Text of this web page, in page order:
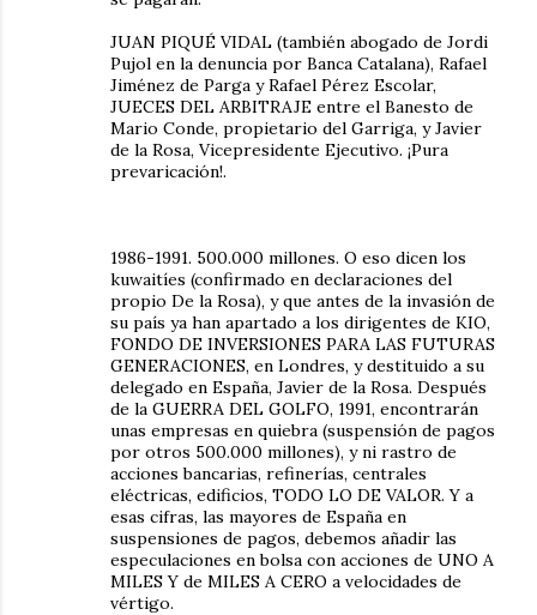
JUAN PIQUÉ VIDAL (también abogado de Jordi
Pujol en la denuncia por Banca Catalana), Rafael
Jiménez de Parga y Rafael Pérez Escolar,
JUECES DEL ARBITRAJE entre el Banesto de
Mario Conde, propietario del Garriga, y Javier
de la Rosa, Vicepresidente Ejecutivo. ¡Pura
prevaricación!.
1986-1991. 500.000 millones. O eso dicen los
kuwaitíes (confirmado en declaraciones del
propio De la Rosa), y que antes de la invasión de
su país ya han apartado a los dirigentes de KIO,
FONDO DE INVERSIONES PARA LAS FUTURAS
GENERACIONES, en Londres, y destituido a su
delegado en España, Javier de la Rosa. Después
de la GUERRA DEL GOLFO, 1991, encontrarán
unas empresas en quiebra (suspensión de pagos
por otros 500.000 millones), y ni rastro de
acciones bancarias, refinerías, centrales
eléctricas, edificios, TODO LO DE VALOR. Y a
esas cifras, las mayores de España en
suspensiones de pagos, debemos añadir las
especulaciones en bolsa con acciones de UNO A
MILES Y de MILES A CERO a velocidades de
vértigo.